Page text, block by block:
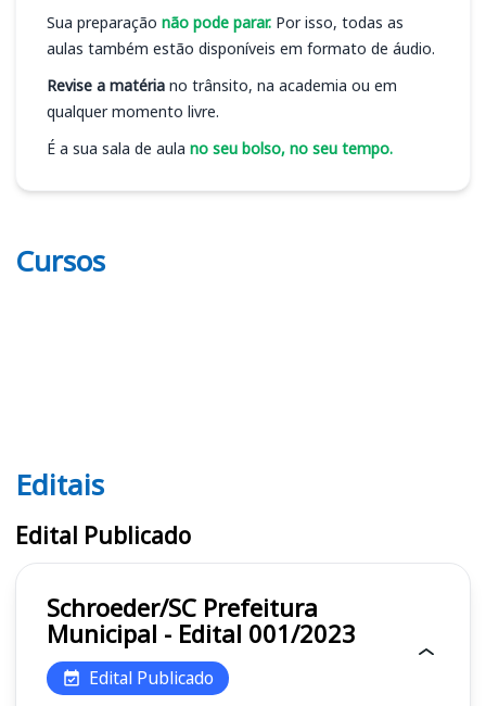
Sua preparação não pode parar. Por isso, todas as
aulas também estão disponíveis em formato de áudio.
Revise a matéria no trânsito, na academia ou em
qualquer momento livre.
É a sua sala de aula no seu bolso, no seu tempo.
Cursos
Editais
Editais
Edital Publicado
Schroeder/SC Prefeitura
Municipal - Edital 001/2023
Edital Publicado